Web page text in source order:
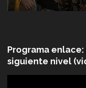
Programa
siguiente nivel